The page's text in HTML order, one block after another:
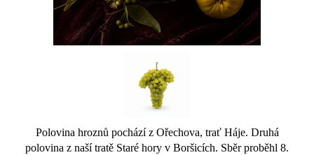
Polovina hroznů pochází z Ořechova, trať Háje. Druhá
polovina z naší tratě Staré hory v Boršicích. Sběr proběhl 8.